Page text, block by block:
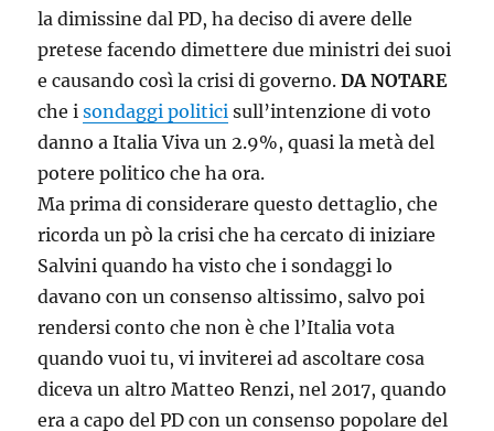
la dimissine dal PD, ha deciso di avere delle
pretese facendo dimettere due ministri dei suoi
e causando così la crisi di governo.DA NOTARE
che isondaggi politici sull’intenzione di voto
danno a Italia Viva un 2.9%, quasi la metà del
potere politico che ha ora.
Ma prima di considerare questo dettaglio, che
ricorda un pò la crisi che ha cercato di iniziare
Salvini quando ha visto che i sondaggi lo
davano con un consenso altissimo, salvo poi
rendersi conto che non è che l’Italia vota
quando vuoi tu, vi inviterei ad ascoltare cosa
diceva un altro Matteo Renzi, nel 2017, quando
era a capo del PD con un consenso popolare del